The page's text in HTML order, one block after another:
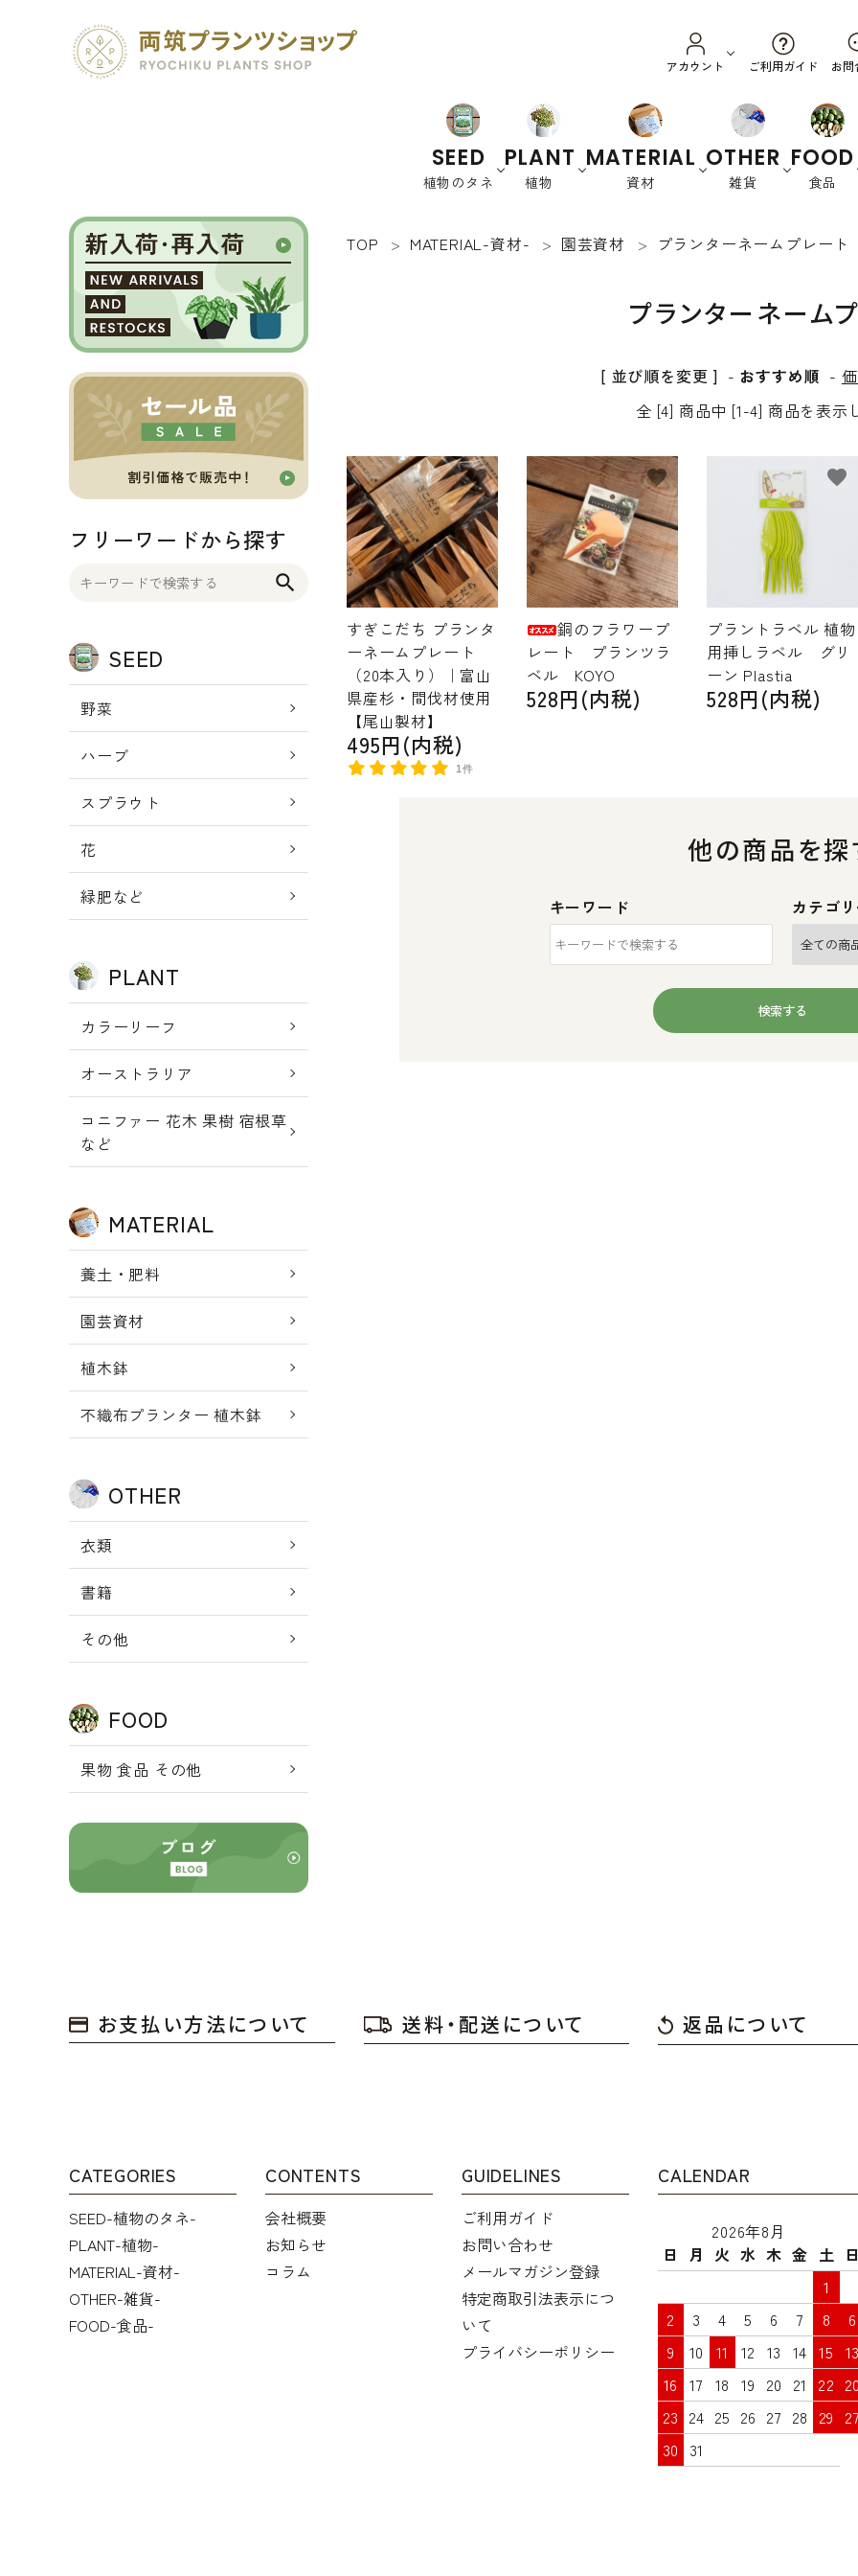
アカウント ご利用ガイド お問
SEED
植物のタネ
PLANT
植物
MATERIAL
資材
OTHER
雑貨
FOOD
食品
search
SEED 植物のタネ
PLANT 植物
MATERIAL 資材
OTHER 雑貨
ご利用ガイド
プライバシーポリシー
特定商取引法について
お問い合わせ
ようこそ ゲスト 様
ログイン
フリーワードから探す
search
SEED
野菜
ハーブ
スプラウト
花
緑肥など
PLANT
カラーリーフ
オーストラリア
コニファー 花木 果樹 宿根草
など
MATERIAL
養土・肥料
園芸資材
植木鉢
不織布プランター 植木鉢
OTHER
衣類
書籍
その他
FOOD
果物 食品 その他
TOP MATERIAL-資材- 園芸資材 プランターネームプレート
プランターネーム
[ 並び順を変更 ] - おすすめ順 -
全 [4] 商品中 [1-4] 商品を表示
すぎこだち プランタ
ーネームプレート
（20本入り）｜富山
県産杉・間伐材使用
【尾山製材】
495円(内税)
1件
favorite
銅のフラワープ
レート プランツラ
ベル KOYO
528円(内税)
favorite
プラントラベル 植物
用挿しラベル グリ
ーン Plastia
528円(内税)
favorite
他の商品を探
キーワード カテゴ
検索する
お支払い方法について 送料・配送について 返品について
CATEGORIES
SEED-植物のタネ-
PLANT-植物-
MATERIAL-資材-
OTHER-雑貨-
FOOD-食品-
CONTENTS
会社概要
お知らせ
コラム
GUIDELINES
ご利用ガイド
お問い合わせ
メールマガジン登録
特定商取引法表示につ
いて
プライバシーポリシー
CALENDAR
2026年8月
日
月 火 水 木 金 土
1
2
3 4 5 6 7
8
9
10 11 12 13 14 15
16 17 18 19 20 21
22
23 24 25 26 27 28 29
30 31
日
6
13
20
27